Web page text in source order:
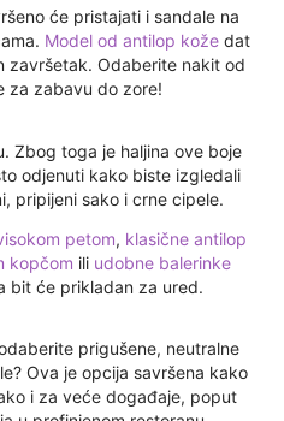
će pristajati i sandale na
Model od antilop kože dat
završetak. Odaberite nakit od
za zabavu do zore!
Zbog toga je haljina ove boje
odjenuti kako biste izgledali
pripijeni sako i crne cipele.
petom, klasične antilop
kopčom ili udobne balerinke
bit će prikladan za ured.
prigušene, neutralne
Ova je opcija savršena kako
i za veće događaje, poput